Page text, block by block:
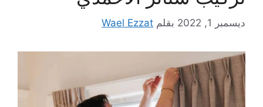
ديسمبر 1, 2022 بقلم Wael Ezzat